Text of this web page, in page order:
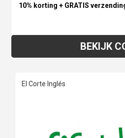
10% korting + GRATIS
BEKIJK
El Corte Inglés